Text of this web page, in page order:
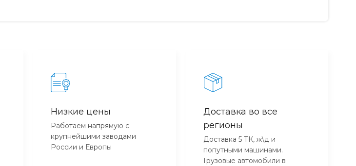
Низкие цены
Работаем напрямую с
крупнейшими заводами
России и Европы
Доставка во все
регионы
Доставка 5 ТК, ж\д и
попутными машинами.
Грузовые автомобили в